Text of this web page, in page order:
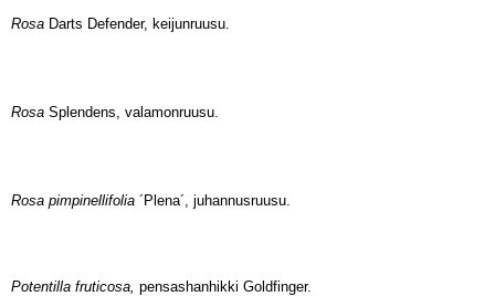
Rosa Darts Defender, keijunruusu.
Rosa Splendens, valamonruusu.
Rosa pimpinellifolia ´Plena´, juhannusruusu.
Potentilla fruticosa, pensashanhikki Goldfinger.